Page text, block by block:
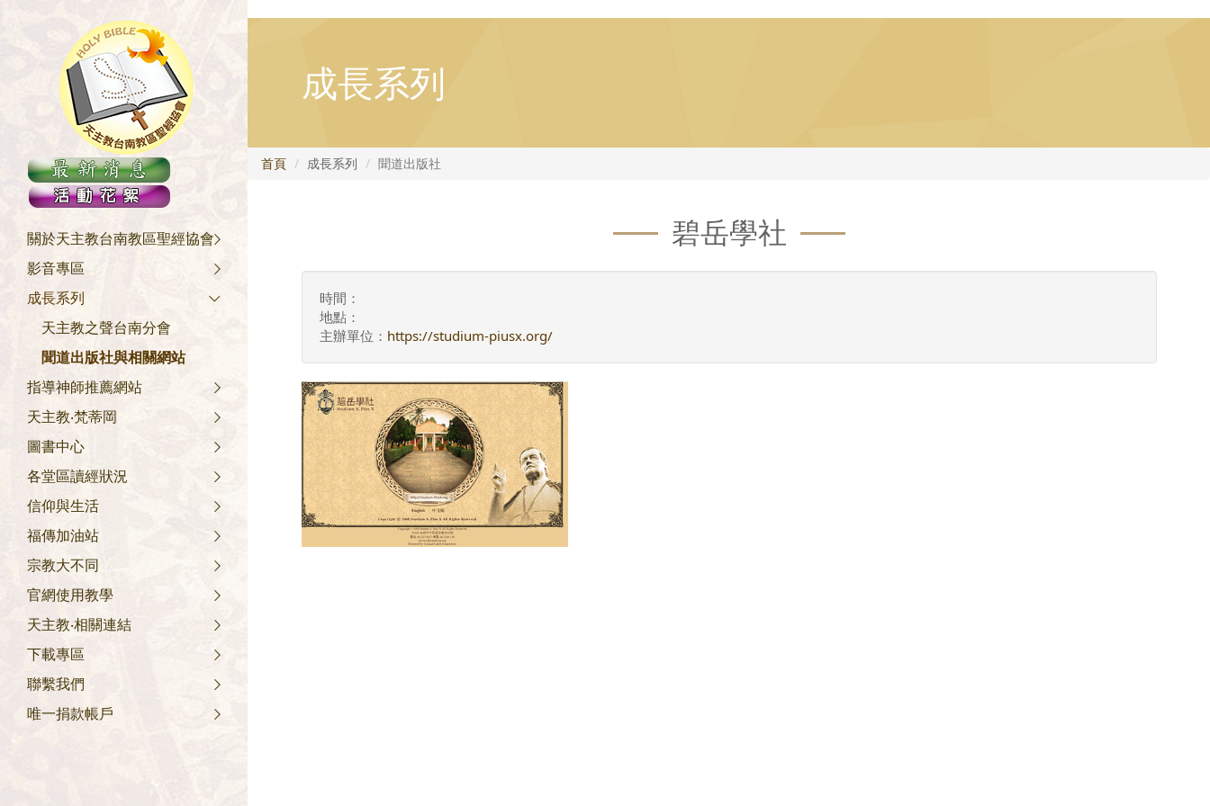
關於天主教台南教區聖經協會
影音專區
成長系列
天主教之聲台南分會
聞道出版社與相關網站
指導神師推薦網站
天主教‧梵蒂岡
圖書中心
各堂區讀經狀況
信仰與生活
福傳加油站
宗教大不同
官網使用教學
天主教‧相關連結
下載專區
聯繫我們
唯一捐款帳戶
成長系列
首頁 成長系列 聞道出版社
碧岳學社
時間：
地點：
主辦單位： https://studium-piusx.org/